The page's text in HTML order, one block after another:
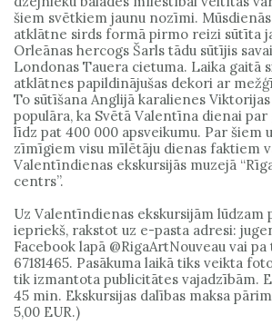
šiem svētkiem jaunu nozīmi.
atklātne sirds formā pirmo reizi sūtīta
Orleānas hercogs Šarls tādu sūtījis
Londonas Tauera cietuma. Laika gaitā
atklātnes papildinājušas dekori ar
To sūtīšana Anglijā karalienes
populāra, ka Svētā Valentīna dienai
līdz pat 400 000 apsveikumu. Par šiem
zīmīgiem visu mīlētāju dienas faktiem
Valentīndienas ekskursijās muzejā
centrs”.
Uz Valentīndienas ekskursijām lūdzam
iepriekš, rakstot uz e-pasta adresi:
Facebook lapā @RigaArtNouveau vai
67181465. Pasākuma laikā tiks veikta
tik izmantota publicitātes vajadzībām.
45 min. Ekskursijas dalības maksa
5,00 EUR.)